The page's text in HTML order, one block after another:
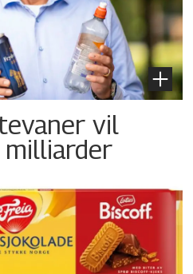
vil